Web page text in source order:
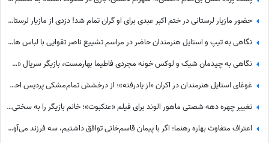
حضور مازیار لرستانی در ختم اکبر عبدی برای او گران تمام شد! دزدی از مازیار لرستانی اونم تو روز روشن!
نگاهی به تیپ و استایل هنرمندان حاضر در مراسم تشییع ناصر تقوایی با لباس های رنگی و سفید به سفارش همسر آن مرحوم/ محسن شریفیان، شهاب حسینی، مارال بنی آدم، ستاره اسکندری و...
نگاهی به چیدمان شیک و لوکس خونه مجردی فاطیما بهارمست، بازیگر سریال «صفا با خانواده» / از مبلمان کلاسیک و پرده‌های اعیانی تا کتاب‌خونه و ...
غوغای استایل هنرمندان در اکران «از یادرفته»؛ از درخشش تمام‌مشکی پردیس احمدیه و آزیتا حاجیان تا تیپ اسپورت سینا مهراد و مجید مظفری
تغییر چهره دهه شصتی ماهور الوند برای فیلم «عنکبوت»؛ خانم بازیگر را به سختی می‌توان شناخت + عکس
اعتراف متفاوت بهاره رهنما؛ اگر با پیمان قاسم‌خانی توافق داشتیم، سه فرزند می‌آوردم/ تصمیم تازه برای ازدواج